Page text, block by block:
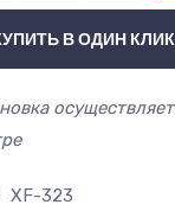
В ОДИН КЛИК
XF-323